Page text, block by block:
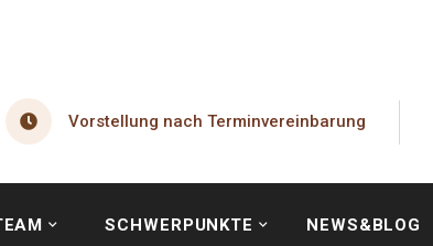
Vorstellung nach Terminvereinbarung
SCHWERPUNKTE NEWS&BLOG